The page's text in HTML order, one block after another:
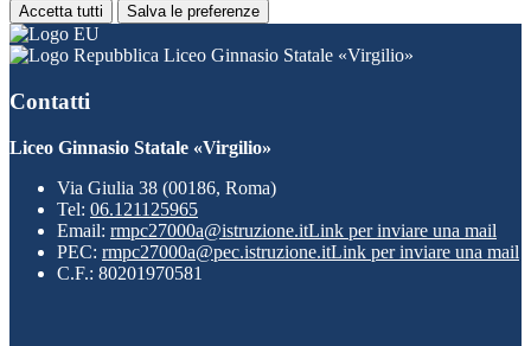
Accetta tutti Salva le preferenze
Liceo Ginnasio Statale «Virgilio»
Contatti
Liceo Ginnasio Statale «Virgilio»
Via Giulia 38 (00186, Roma)
Tel: 06.121125965
Email: rmpc27000a@istruzione.itLink per inviare una mail
PEC: rmpc27000a@pec.istruzione.itLink per inviare una mail
C.F.: 80201970581